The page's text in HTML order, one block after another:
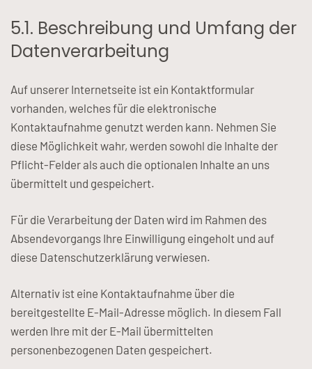
5.1. Beschreibung und Umfang der
Datenverarbeitung
Auf unserer Internetseite ist ein Kontaktformular
vorhanden, welches für die elektronische
Kontaktaufnahme genutzt werden kann. Nehmen Sie
diese Möglichkeit wahr, werden sowohl die Inhalte der
Pflicht-Felder als auch die optionalen Inhalte an uns
übermittelt und gespeichert.
Für die Verarbeitung der Daten wird im Rahmen des
Absendevorgangs Ihre Einwilligung eingeholt und auf
diese Datenschutzerklärung verwiesen.
Alternativ ist eine Kontaktaufnahme über die
bereitgestellte E-Mail-Adresse möglich. In diesem Fall
werden Ihre mit der E-Mail übermittelten
personenbezogenen Daten gespeichert.